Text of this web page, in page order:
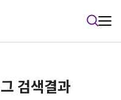
검색결과